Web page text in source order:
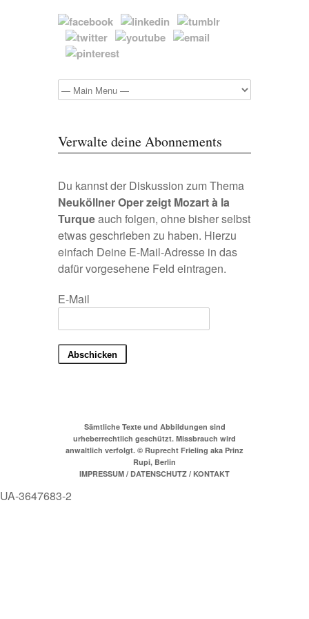
Verwalte deine Abonnements
Du kannst der Diskussion zum Thema
Neuköllner Oper zeigt Mozart à la
Turqueauch folgen, ohne bisher selbst
etwas geschrieben zu haben. Hierzu
einfach Deine E-Mail-Adresse in das
dafür vorgesehene Feld eintragen.
E-Mail
Sämtliche Texte und Abbildungen sind
urheberrechtlich geschützt. Missbrauch wird
anwaltlich verfolgt. © Ruprecht Frieling aka Prinz
Rupi, Berlin
IMPRESSUM / DATENSCHUTZ / KONTAKT
UA-3647683-2